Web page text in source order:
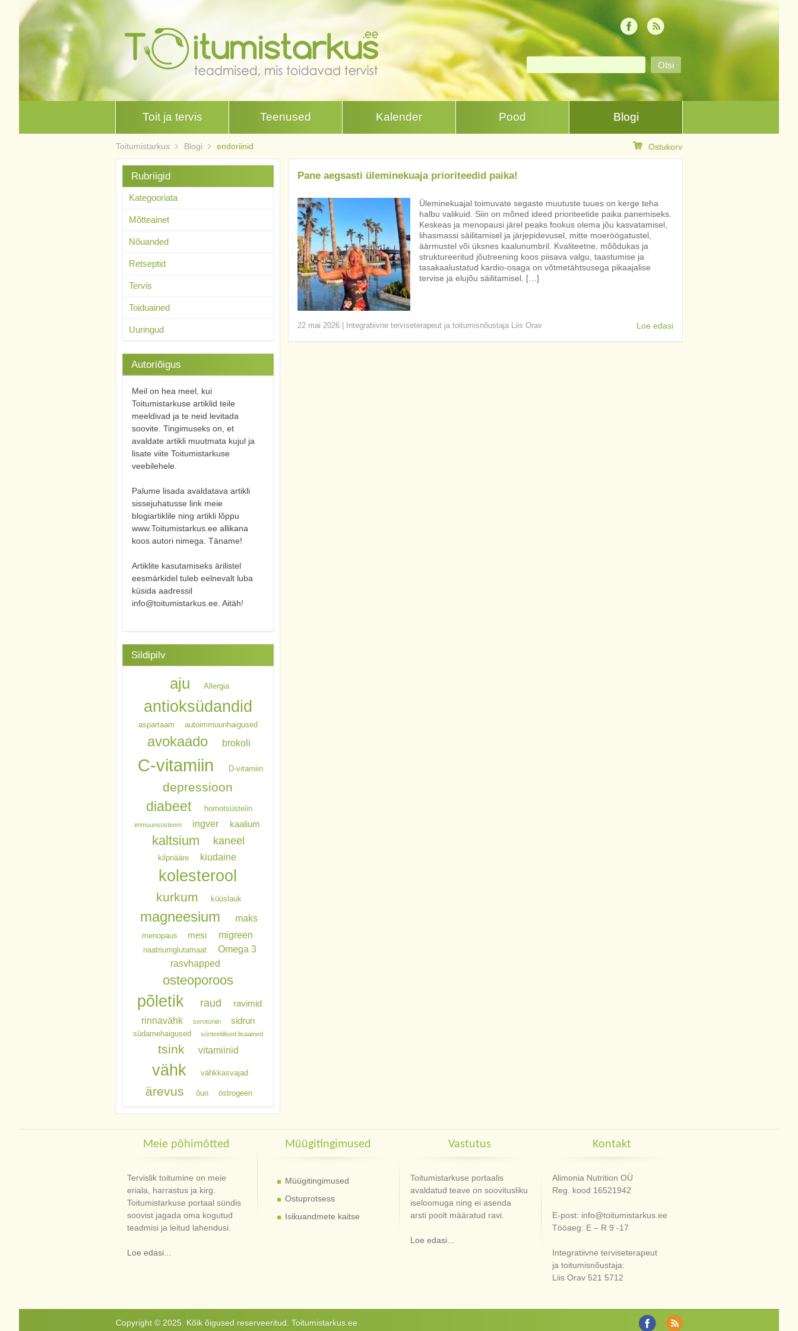
Toit ja tervis Teenused Kalender Pood Blogi
Toitumistarkus Blogi endoriinid Ostukorv
Pane aegsasti üleminekuaja prioriteedid paika!
Üleminekuajal toimuvate segaste muutuste tuues on kerge teha
halbu valikuid. Siin on mõned ideed prioriteetide paika panemiseks.
Keskeas ja menopausi järel peaks fookus olema jõu kasvatamisel,
lihasmassi säilitamisel ja järjepidevusel, mitte moeröögatustel,
äärmustel või üksnes kaalunumbril. Kvaliteetne, mõõdukas ja
struktureeritud jõutreening koos piisava valgu, taastumise ja
tasakaalustatud kardio-osaga on võtmetähtsusega pikaajalise
tervise ja elujõu säilitamisel. […]
22 mai 2026| Integratiivne terviseterapeut ja toitumisnõustaja Liis Orav Loe edasi
Rubriigid
Kategooriata
Mõtteainet
Nõuanded
Retseptid
Tervis
Toiduained
Uuringud
Autoriõigus
Meil on hea meel, kui
Toitumistarkuse artiklid teile
meeldivad ja te neid levitada
soovite. Tingimuseks on, et
avaldate artikli muutmata kujul ja
lisate viite Toitumistarkuse
veebilehele.
Palume lisada avaldatava artikli
sissejuhatusse link meie
blogiartiklile ning artikli lõppu
www.Toitumistarkus.ee allikana
koos autori nimega. Täname!
Artiklite kasutamiseks ärilistel
eesmärkidel tuleb eelnevalt luba
küsida aadressil
info@toitumistarkus.ee. Aitäh!
Sildipilv
aju Allergia
antioksüdandid
aspartaam autoimmuunhaigused
avokaado brokoli
C-vitamiin D-vitamiin
depressioon
diabeet homotsüsteiin
immuunsüsteem ingver kaalium
kaltsium kaneel
kilpnääre kiudaine
kolesterool
kurkum küüslauk
magneesium maks
menopaus mesi migreen
naatriumglutamaat
Omega 3
rasvhapped
osteoporoos
põletik raud ravimid
rinnavähk serotoniin sidrun
südamehaigused sünteetilised lisaained
tsink vitamiinid
vähk vähkkasvajad
ärevus õun östrogeen
Meie põhimõtted
Tervislik toitumine on meie
eriala, harrastus ja kirg.
Toitumistarkuse portaal sündis
soovist jagada oma kogutud
teadmisi ja leitud lahendusi.
Loe edasi...
Müügitingimused
Müügitingimused
Ostuprotsess
Isikuandmete kaitse
Vastutus
Toitumistarkuse portaalis
avaldatud teave on soovitusliku
iseloomuga ning ei asenda
arsti poolt määratud ravi.
Loe edasi...
Kontakt
Alimonia Nutrition OÜ
Reg. kood 16521942
E-post: info@toitumistarkus.ee
Tööaeg: E – R 9 -17
Integratiivne terviseterapeut
ja toitumisnõustaja:
Liis Orav 521 5712
Copyright © 2025. Kõik õigused reserveeritud. Toitumistarkus.ee